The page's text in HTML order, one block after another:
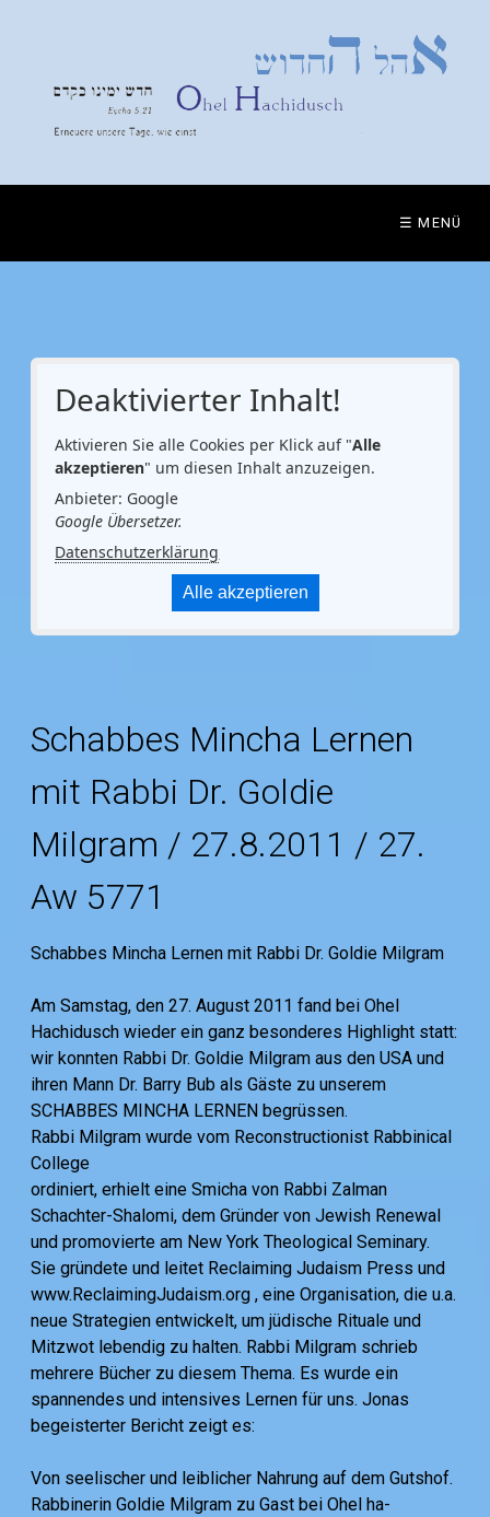
☰ MENÜ
Deaktivierter Inhalt!
Aktivieren Sie alle Cookies per Klick auf "Alle
akzeptieren" um diesen Inhalt anzuzeigen.
Anbieter: Google
Google Übersetzer.
Datenschutzerklärung
Alle akzeptieren
Schabbes Mincha Lernen
mit Rabbi Dr. Goldie
Milgram / 27.8.2011 / 27.
Aw 5771
Schabbes Mincha Lernen mit Rabbi Dr. Goldie Milgram
Am Samstag, den 27. August 2011 fand bei Ohel
Hachidusch wieder ein ganz besonderes Highlight statt:
wir konnten Rabbi Dr. Goldie Milgram aus den USA und
ihren Mann Dr. Barry Bub als Gäste zu unserem
SCHABBES MINCHA LERNEN begrüssen.
Rabbi Milgram wurde vom Reconstructionist Rabbinical
College
ordiniert, erhielt eine Smicha von Rabbi Zalman
Schachter-Shalomi, dem Gründer von Jewish Renewal
und promovierte am New York Theological Seminary.
Sie gründete und leitet Reclaiming Judaism Press und
www.ReclaimingJudaism.org , eine Organisation, die u.a.
neue Strategien entwickelt, um jüdische Rituale und
Mitzwot lebendig zu halten. Rabbi Milgram schrieb
mehrere Bücher zu diesem Thema. Es wurde ein
spannendes und intensives Lernen für uns. Jonas
begeisterter Bericht zeigt es:
Von seelischer und leiblicher Nahrung auf dem Gutshof.
Rabbinerin Goldie Milgram zu Gast bei Ohel ha-